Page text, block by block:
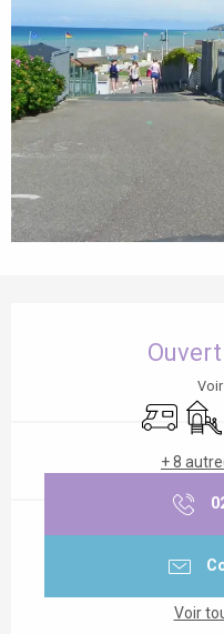
Accueil
+ 8
Voir